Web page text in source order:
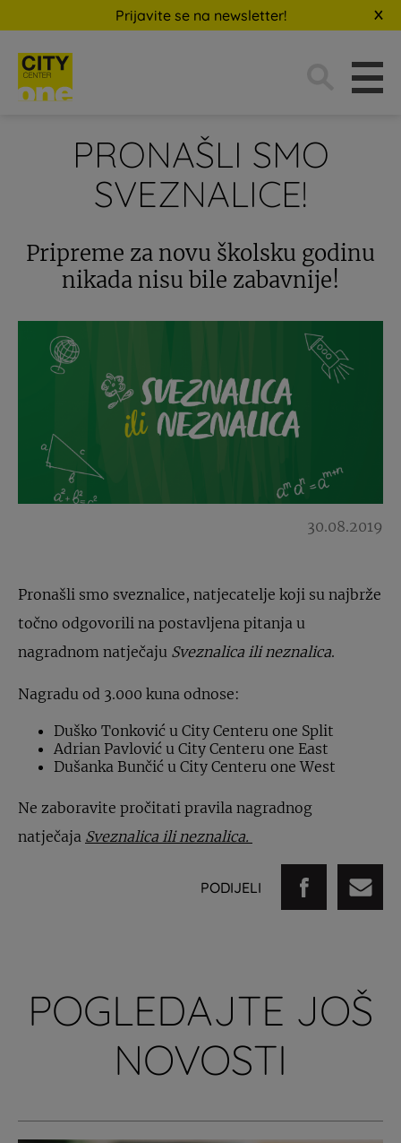
Prijavite se na newsletter!
PRONAŠLI SMO
SVEZNALICE!
Pripreme za novu školsku godinu
nikada nisu bile zabavnije!
30.08.2019
Pronašli smo sveznalice, natjecatelje koji su najbrže
točno odgovorili na postavljena pitanja u
nagradnom natječaju Sveznalica ili neznalica.
Nagradu od 3.000 kuna odnose:
Duško Tonković u City Centeru one Split
Adrian Pavlović u City Centeru one East
Dušanka Bunčić u City Centeru one West
Ne zaboravite pročitati pravila nagradnog
natječaja Sveznalica ili neznalica.
PODIJELI
POGLEDAJTE JOŠ
NOVOSTI